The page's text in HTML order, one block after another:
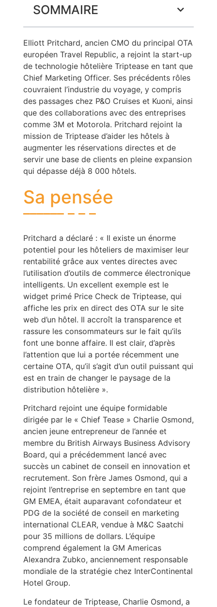
SOMMAIRE
Elliott Pritchard, ancien CMO du principal OTA
européen Travel Republic, a rejoint la start-up
de technologie hôtelière Triptease en tant que
Chief Marketing Officer. Ses précédents rôles
couvraient l’industrie du voyage, y compris
des passages chez P&O Cruises et Kuoni, ainsi
que des collaborations avec des entreprises
comme 3M et Motorola. Pritchard rejoint la
mission de Triptease d’aider les hôtels à
augmenter les réservations directes et de
servir une base de clients en pleine expansion
qui dépasse déjà 8 000 hôtels.
Sa pensée
Pritchard a déclaré : « Il existe un énorme
potentiel pour les hôteliers de maximiser leur
rentabilité grâce aux ventes directes avec
l’utilisation d’outils de commerce électronique
intelligents. Un excellent exemple est le
widget primé Price Check de Triptease, qui
affiche les prix en direct des OTA sur le site
web d’un hôtel. Il accroît la transparence et
rassure les consommateurs sur le fait qu’ils
font une bonne affaire. Il est clair, d’après
l’attention que lui a portée récemment une
certaine OTA, qu’il s’agit d’un outil puissant qui
est en train de changer le paysage de la
distribution hôtelière ».
Pritchard rejoint une équipe formidable
dirigée par le « Chief Tease » Charlie Osmond,
ancien jeune entrepreneur de l’année et
membre du British Airways Business Advisory
Board, qui a précédemment lancé avec
succès un cabinet de conseil en innovation et
recrutement. Son frère James Osmond, qui a
rejoint l’entreprise en septembre en tant que
GM EMEA, était auparavant cofondateur et
PDG de la société de conseil en marketing
international CLEAR, vendue à M&C Saatchi
pour 35 millions de dollars. L’équipe
comprend également la GM Americas
Alexandra Zubko, anciennement responsable
mondiale de la stratégie chez InterContinental
Hotel Group.
Le fondateur de Triptease, Charlie Osmond, a